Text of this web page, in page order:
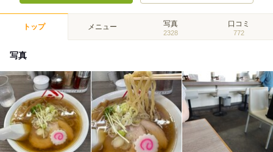
トップ メニュー 写真
2328
口コミ
772
写真